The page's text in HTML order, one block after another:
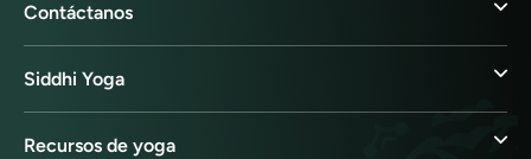
Contáctanos
Siddhi Yoga
Recursos de yoga